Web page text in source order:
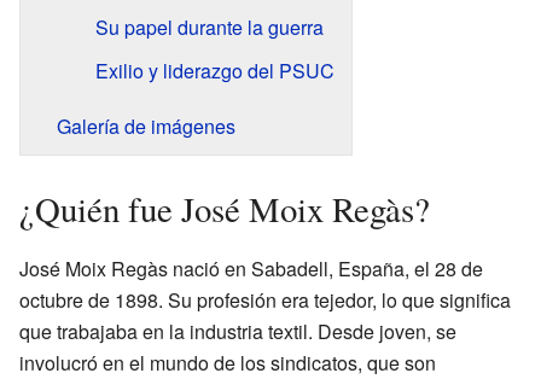
Su papel durante la guerra
Exilio y liderazgo del PSUC
Galería de imágenes
¿Quién fue José Moix Regàs?
José Moix Regàs nació en Sabadell, España, el 28 de
octubre de 1898. Su profesión era tejedor, lo que significa
que trabajaba en la industria textil. Desde joven, se
involucró en el mundo de los sindicatos, que son